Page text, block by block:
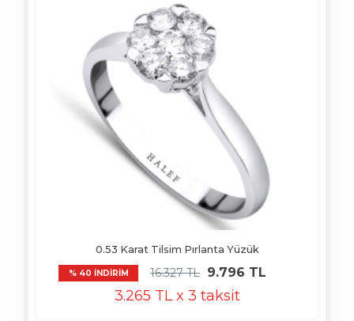
0.53 Karat Tilsim Pırlanta Yüzük
% 40 İNDİRİM 16.327 TL 9.796 TL
3.265 TL x 3 taksit